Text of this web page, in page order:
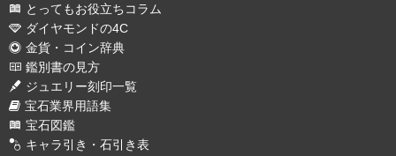
とってもお役立ちコラム
ダイヤモンドの4C
金貨・コイン辞典
鑑別書の見方
ジュエリー刻印一覧
宝石業界用語集
宝石図鑑
キャラ引き・石引き表